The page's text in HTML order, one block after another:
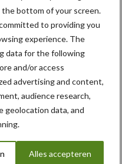
bottom of your screen.
to providing you
experience. The
data for the following
and/or access
advertising and content,
audience research,
geolocation data, and
Alles accepteren
marktsegmenten
bulldozers uit
lat opnieuw hoger
van AVR
trekker aan deze